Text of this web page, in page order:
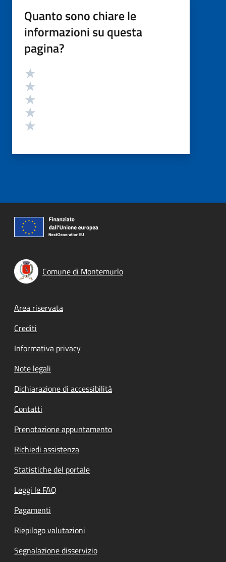
Quanto sono chiare le
informazioni su questa
pagina?
Valutazione
Comune di Montemurlo
Footer menu
Area riservata
Crediti
Informativa privacy
Note legali
Dichiarazione di accessibilità
Contatti
Prenotazione appuntamento
Richiedi assistenza
Statistiche del portale
Leggi le FAQ
Pagamenti
Riepilogo valutazioni
Segnalazione disservizio